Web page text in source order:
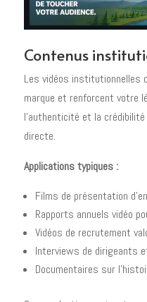
Contenus
Les vidéos institutionnelles
marque et renforcent votre
l'authenticité et la crédibilité
directe.
Applications typiques :
Films de présentation
Rapports annuels vidéo
Vidéos de recrutement
Interviews de dirigeants
Documentaires sur